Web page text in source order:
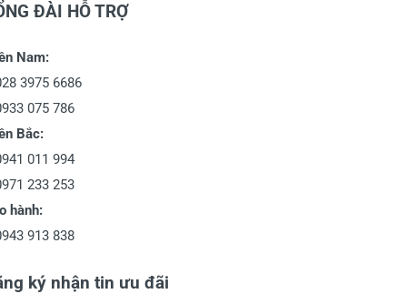
ĐÀI HỖ TRỢ
Nam:
3975 6686
075 786
Bắc:
011 994
233 253
hành:
913 838
ký nhận tin ưu đãi